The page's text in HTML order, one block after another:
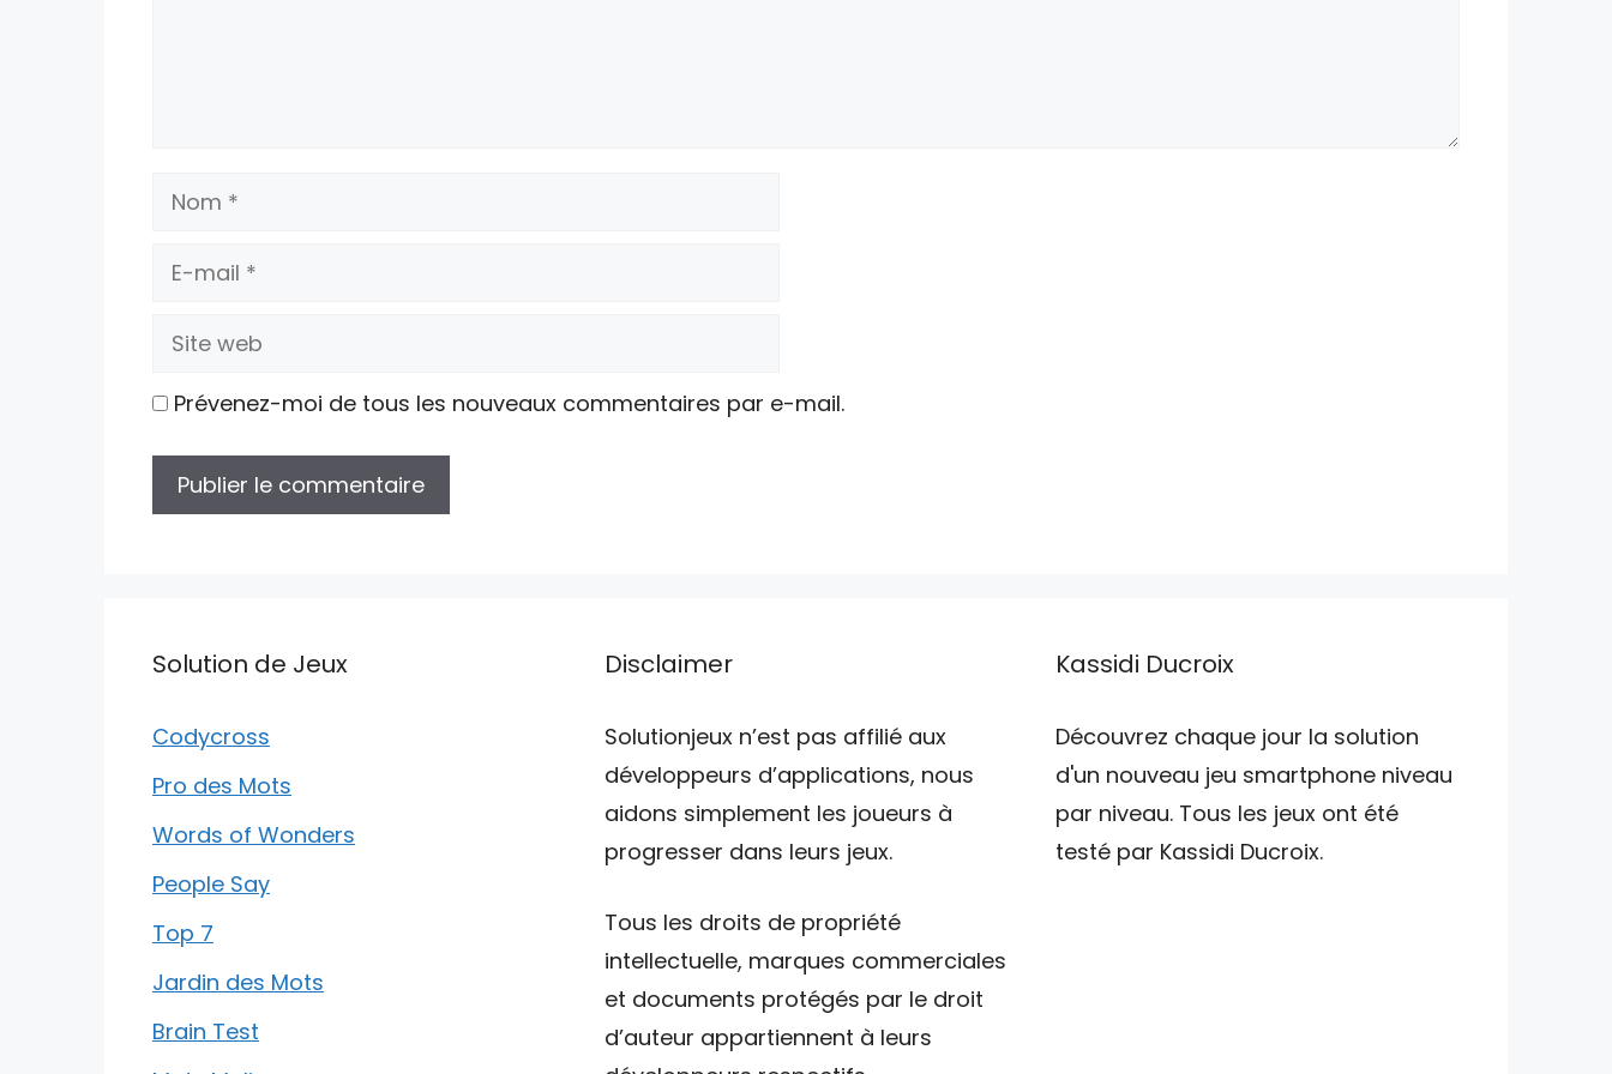
Nom
E-
Site
Prévenez-moi de tous les nouveaux commentaires par e-mail.
Solution de Jeux
Codycross
Pro des Mots
Words of Wonders
People Say
Top 7
Jardin des Mots
Brain Test
Disclaimer
Solutionjeux n’est pas affilié aux
développeurs d’applications, nous
aidons simplement les joueurs à
progresser dans leurs jeux.
Tous les droits de propriété
intellectuelle, marques commerciales
et documents protégés par le droit
d’auteur appartiennent à leurs
Kassidi Ducroix
Découvrez chaque jour la solution
d'un nouveau jeu smartphone niveau
par niveau. Tous les jeux ont été
testé par Kassidi Ducroix.